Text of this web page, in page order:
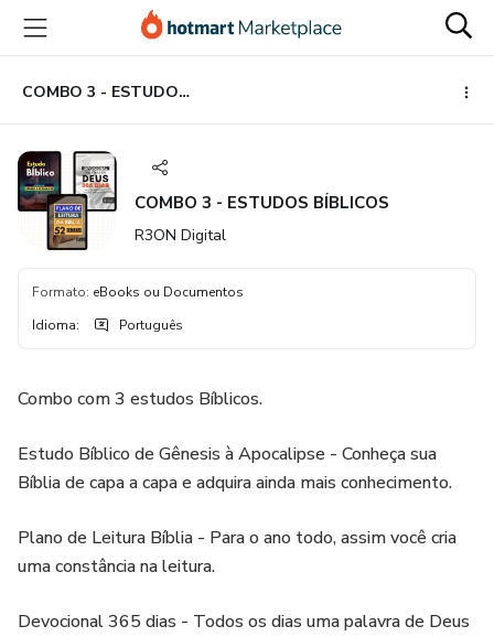
para
conteúdo
principal
para
pagamento
para
rodapé
COMBO 3 - ESTUDOS BÍBLICOS
COMBO 3 - ESTUDOS BÍBLICOS
R3ON Digital
Formato: eBooks ou Documentos
Idioma: Português
Combo com 3 estudos Bíblicos.
Estudo Bíblico de Gênesis à Apocalipse - Conheça sua
Bíblia de capa a capa e adquira ainda mais conhecimento.
Plano de Leitura Bíblia - Para o ano todo, assim você cria
uma constância na leitura.
Devocional 365 dias - Todos os dias uma palavra de Deus